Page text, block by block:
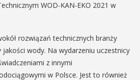
WOD-KAN-EKO 2021 w
rozwiązań technicznych branży
wody. Na wydarzeniu uczestnicy
z innymi
w Polsce. Jest to również